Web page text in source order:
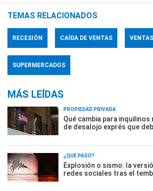
TEMAS RELACIONADOS
RECESIÓN CAÍDA DE VENTAS VENTAS
SUPERMERCADOS
MÁS LEÍDAS
PROPIEDAD PRIVADA
Qué cambia para
de desalojo exprés que
¿QUÉ PASÓ?
Explosión o sismo: la
redes sociales tras el